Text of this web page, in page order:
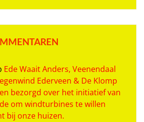
Ede Waait Anders, Veenendaal
Ederveen & De Klomp
bezorgd over het initiatief van
om windturbines te willen
bij onze huizen.